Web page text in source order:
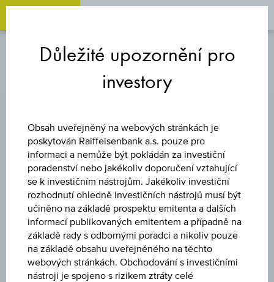
Quicklinks
Theriva Biologics Inc.
Ticker
Země
Canada
Burza
Nasdaq Basic
Důležité upozornění pro
investory
Obsah uveřejněný na webových stránkách je
poskytován Raiffeisenbank a.s. pouze pro
informaci a nemůže být pokládán za investiční
poradenství nebo jakékoliv doporučení vztahující
se k investičním nástrojům. Jakékoliv investiční
rozhodnutí ohledně investičních nástrojů musí být
učiněno na základě prospektu emitenta a dalších
informací publikovaných emitentem a případně na
základě rady s odbornými poradci a nikoliv pouze
na základě obsahu uveřejněného na těchto
webových stránkách. Obchodování s investičními
nástroji je spojeno s rizikem ztráty celé